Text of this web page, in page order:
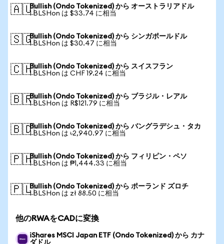
🇦🇺Bullish (Ondo Tokenized) から オーストラリアドル
1 BLSHon は $33.74 に相当
🇸🇬Bullish (Ondo Tokenized) から シンガポールドル
1 BLSHon は $30.47 に相当
🇨🇭Bullish (Ondo Tokenized) から スイスフラン
1 BLSHon は CHF 19.24 に相当
🇧🇷Bullish (Ondo Tokenized) から ブラジル・レアル
1 BLSHon は R$121.79 に相当
🇧🇩Bullish (Ondo Tokenized) から バングラデシュ・タカ
1 BLSHon は ৳2,940.97 に相当
🇵🇭Bullish (Ondo Tokenized) から フィリピン・ペソ
1 BLSHon は ₱1,444.33 に相当
🇵🇱Bullish (Ondo Tokenized) から ポーランド ズロチ
1 BLSHon は zł 88.50 に相当
他のRWAをCADに変換
iShares MSCI Japan ETF (Ondo Tokenized) から カナ
ダドル